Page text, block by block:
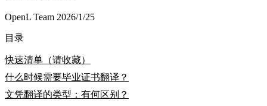
OpenL Team 2026/1/25
目录
快速清单（请收藏）
什么时候需要毕业证书翻译？
文凭翻译的类型：有何区别？